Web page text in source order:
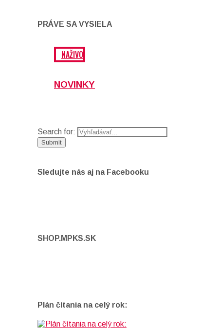
PRÁVE SA VYSIELA
NAŽIVO
NOVINKY
Search for:
Sledujte nás aj na Facebooku
SHOP.MPKS.SK
Plán čítania na celý rok: